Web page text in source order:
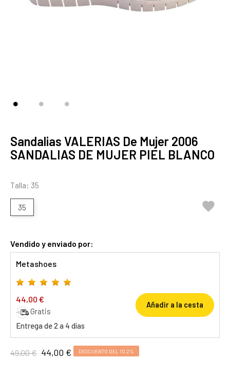
Sandalias VALERIAS De Mujer 2006
SANDALIAS DE MUJER PIEL BLANCO
Talla: 35
35 
Vendido y enviado por:
Metashoes
44,00 €
Gratis
Entrega de 2 a 4 días
Añadir a la cesta
49,00 € 44,00 € DESCUENTO DEL 10,2%